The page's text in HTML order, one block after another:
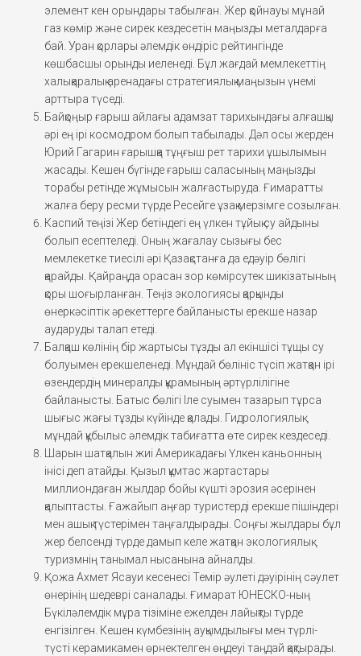
элемент кен орындары табылған. Жер қойнауы мұнай
газ көмір және сирек кездесетін маңызды металдарға
бай. Уран қорлары әлемдік өндіріс рейтингінде
көшбасшы орынды иеленеді. Бұл жағдай мемлекеттің
халықаралық аренадағы стратегиялық маңызын үнемі
арттыра түседі.
Байқоңыр ғарыш айлағы адамзат тарихындағы алғашқы
әрі ең ірі космодром болып табылады. Дәл осы жерден
Юрий Гагарин ғарышқа тұңғыш рет тарихи ұшылымын
жасады. Кешен бүгінде ғарыш саласының маңызды
торабы ретінде жұмысын жалғастыруда. Ғимаратты
жалға беру ресми түрде Ресейге ұзақ мерзімге созылған.
Каспий теңізі Жер бетіндегі ең үлкен тұйық су айдыны
болып есептеледі. Оның жағалау сызығы бес
мемлекетке тиесілі әрі Қазақстанға да едәуір бөлігі
қарайды. Қайраңда орасан зор көмірсутек шикізатының
қоры шоғырланған. Теңіз экологиясы қарқынды
өнеркәсіптік әрекеттерге байланысты ерекше назар
аударуды талап етеді.
Балқаш көлінің бір жартысы тұзды ал екіншісі тұщы су
болуымен ерекшеленеді. Мұндай бөлініс түсіп жатқан ірі
өзендердің минералды құрамының әртүрлілігіне
байланысты. Батыс бөлігі Іле суымен тазарып тұрса
шығыс жағы тұзды күйінде қалады. Гидрологиялық
мұндай құбылыс әлемдік табиғатта өте сирек кездеседі.
Шарын шатқалын жиі Америкадағы Үлкен каньонның
інісі деп атайды. Қызыл құмтас жартастары
миллиондаған жылдар бойы күшті эрозия әсерінен
қалыптасты. Ғажайып аңғар туристерді ерекше пішіндері
мен ашық түстерімен таңғалдырады. Соңғы жылдары бұл
жер белсенді түрде дамып келе жатқан экологиялық
туризмнің танымал нысанына айналды.
Қожа Ахмет Ясауи кесенесі Темір әулеті дәуірінің сәулет
өнерінің шедеврі саналады. Ғимарат ЮНЕСКО-ның
Бүкіләлемдік мұра тізіміне ежелден лайықты түрде
енгізілген. Кешен күмбезінің ауқымдылығы мен түрлі-
түсті керамикамен өрнектелген өңдеуі таңдай қақтырады.